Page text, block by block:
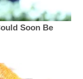
Soon Be